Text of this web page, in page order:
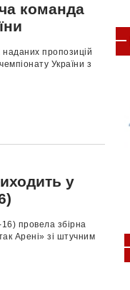
команда
наданих пропозицій
України з
у
16) провела збірна
Арені» зі штучним